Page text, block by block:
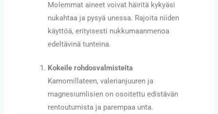
Molemmat aineet voivat häiritä kykyäsi
nukahtaa ja pysyä unessa. Rajoita niiden
käyttöä, erityisesti nukkumaanmenoa
edeltävinä tunteina.
Kokeile rohdosvalmisteita
Kamomillateen, valerianjuuren ja
magnesiumlisien on osoitettu edistävän
rentoutumista ja parempaa unta.